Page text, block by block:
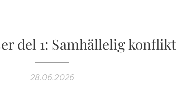
del 1: Samhällelig konflikt
28.06.2026